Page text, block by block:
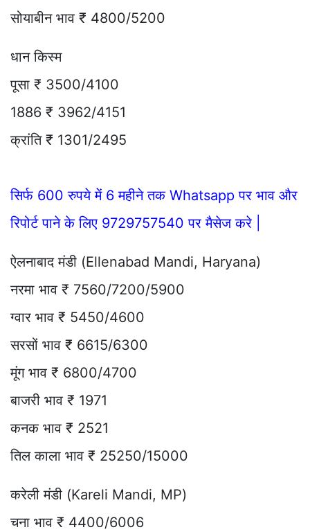
सोयाबीन भाव ₹ 4800/5200
धान किस्म
पूसा ₹ 3500/4100
1886 ₹ 3962/4151
क्रांति ₹ 1301/2495
सिर्फ 600 रुपये में 6 महीने तक Whatsapp पर भाव और
रिपोर्ट पाने के लिए 9729757540 पर मैसेज करे |
ऐलनाबाद मंडी (Ellenabad Mandi, Haryana)
नरमा भाव ₹ 7560/7200/5900
ग्वार भाव ₹ 5450/4600
सरसों भाव ₹ 6615/6300
मूंग भाव ₹ 6800/4700
बाजरी भाव ₹ 1971
कनक भाव ₹ 2521
तिल काला भाव ₹ 25250/15000
करेली मंडी (Kareli Mandi, MP)
चना भाव ₹ 4400/6006